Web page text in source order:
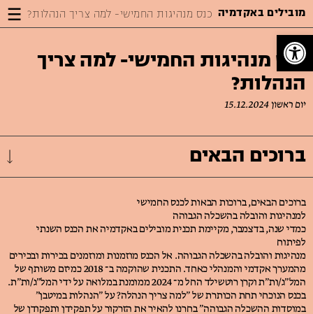
פתח סרגל נגישות
Jump
to
Content
Jump
to
main
menu
Jump
to
footer
מובילים באקדמיה כנס מנהיגות החמישי- למה צריך הנהלות?
כנס מנהיגות החמישי- למה צריך
הנהלות?
יום ראשון 15.12.2024
ברוכים הבאים
ברוכים הבאים, ברוכות הבאות לכנס החמישי
למנהיגות והובלה בהשכלה הגבוהה
כמדי שנה, בדצמבר, מקיימת תכנית מובילים באקדמיה את הכנס השנתי
לפיתוח
מנהיגות והובלה בהשכלה הגבוהה. אל הכנס מוזמנות ומוזמנים בכירות ובכירים
מהמערך אקדמי והמנהלי כאחד. התכנית שהוקמה ב־ 2018 כמיזם משותף של
המל״ג/ות״ת וקרן רוטשילד החל מ־ 2024 ממומנת במלואה על ידי המל״ג/ות״ת.
בכנס הנוכחי תחת הכותרת של ״למה צריך הנהלה? על ״הנהלות במיטבן״
במוסדות ההשכלה הגבוהה״ בחרנו להאיר את הזרקור על תפקידן ותפקודן של